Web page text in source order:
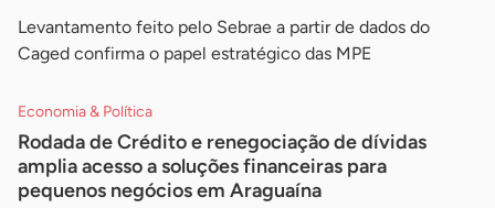
Levantamento feito pelo Sebrae a partir de dados do
Caged confirma o papel estratégico das MPE
Economia & Política
Rodada de Crédito e renegociação de dívidas
amplia acesso a soluções financeiras para
pequenos negócios em Araguaína